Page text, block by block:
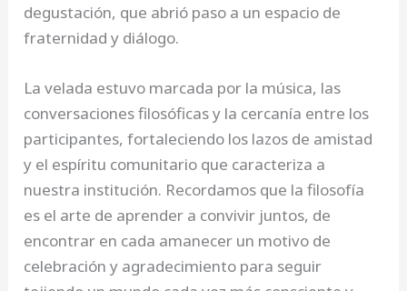
degustación, que abrió paso a un espacio de
fraternidad y diálogo.
La velada estuvo marcada por la música, las
conversaciones filosóficas y la cercanía entre los
participantes, fortaleciendo los lazos de amistad
y el espíritu comunitario que caracteriza a
nuestra institución. Recordamos que la filosofía
es el arte de aprender a convivir juntos, de
encontrar en cada amanecer un motivo de
celebración y agradecimiento para seguir